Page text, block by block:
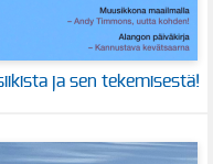
ja sen tekemisestä!